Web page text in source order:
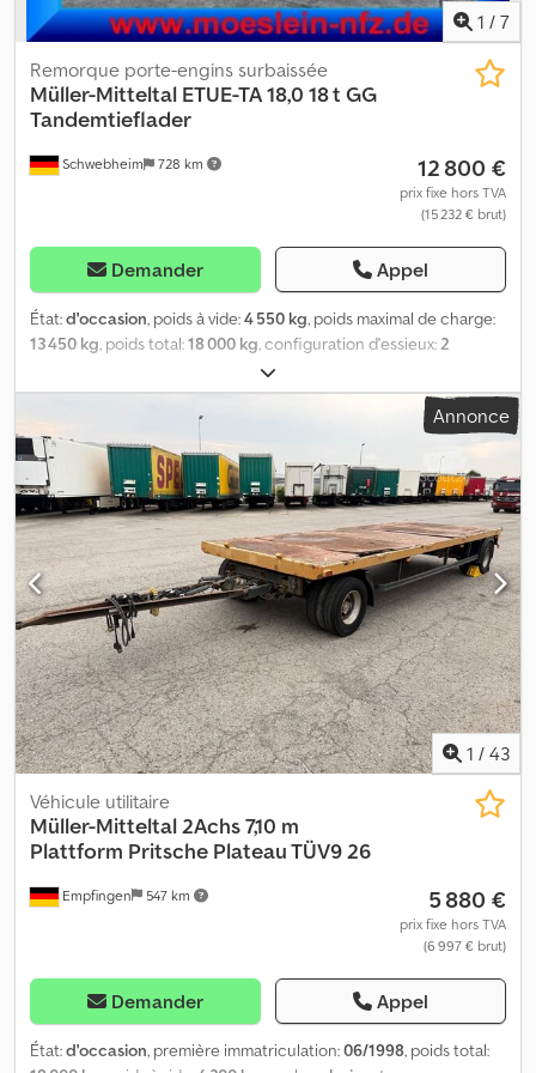
1 / 7
Schwebheim 728 km
Remorque porte-engins surbaissée
Müller-Mitteltal ETUE-TA 18,0 18 t GG
Tandemtieflader
12 800 €
prix fixe hors TVA
(15 232 € brut)
Demander Appel
État:d'occasion, poids à vide:4 550 kg, poids maximal de charge:
13 450 kg, poids total:18 000 kg, configuration d'essieux:2
, première immatriculation:
de chargement:6 540 mm, largeur de l’espace de chargement:
air 235 / 75 R 17,5,
couleur:beige, type d'engrenage: , taille du pneu avant:
235
/ 75 R 17,5, taille de pneu arrière: 235 / 75 R 17,5, cabine
conducteur:autre, classe d'émission:aucun, carburant:biodiesel,
Équipement:ABS, frein à air comprimé , 10 paires d’anneaux
d’arrimage, hauteur de chargement env. 900 mm, véhicule client.
Sous réserve d’erreurs d’impression, d’omissions et de
modifications. Photos d’exemple. Plus de données sous : !, Plus de
détails : ! Crsdpfjzrhlcjx Andjf
Annonce
1 / 43
Empfingen 547 km
Véhicule utilitaire
Müller-Mitteltal2Achs 7,10 m
Plattform Pritsche Plateau TÜV9 26
5 880 €
prix fixe hors TVA
(6 997 € brut)
Demander Appel
État:d'occasion, première immatriculation:06/1998, poids total: